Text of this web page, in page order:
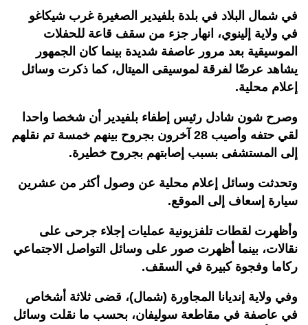
في شمال البلاد في بلدة بلفيدير الصغيرة غرب شيكاغو
في ولاية إلينوي، انهار جزء من سقف قاعة للحفلات
الموسيقية بعد مرور عاصفة شديدة بينما كان الجمهور
يشاهد عرضًا لفرقة لموسيقى الميتال، كما ذكرت وسائل
إعلام محلية.
وصرح شون شادل رئيس إطفاء بلفيدير أن شخصا واحدا
لقي حتفه وأصيب 28 آخرون بجروح بينهم خمسة تم نقلهم
إلى المستشفى بسبب إصابتهم بجروح خطيرة.
وتحدثت وسائل إعلام محلية عن وصول أكثر من عشرين
سيارة إسعاف إلى الموقع.
وأظهرت لقطات تلفزيونية عمليات إجلاء جرحى على
نقالات، بينما أظهرت صور على وسائل التواصل الاجتماعي
ركاما وفجوة كبيرة في السقف.
وفي ولاية إنديانا المجاورة (شمال)، قضى ثلاثة أشخاص
في عاصفة في مقاطعة سوليفان، بحسب ما نقلت وسائل